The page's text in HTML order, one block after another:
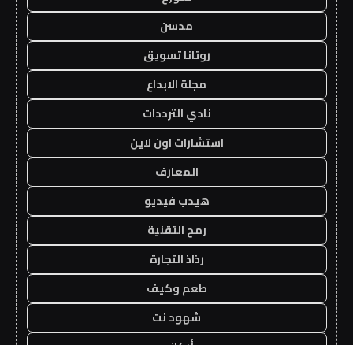
مدسن
روتانا تسويق
مجلة الابداع
نادي الترددات
استشارات اون لاين
المعارف
هيدب فيديو
رمح التقنية
رذاذ التجارة
طعم وكيف
شهود نت